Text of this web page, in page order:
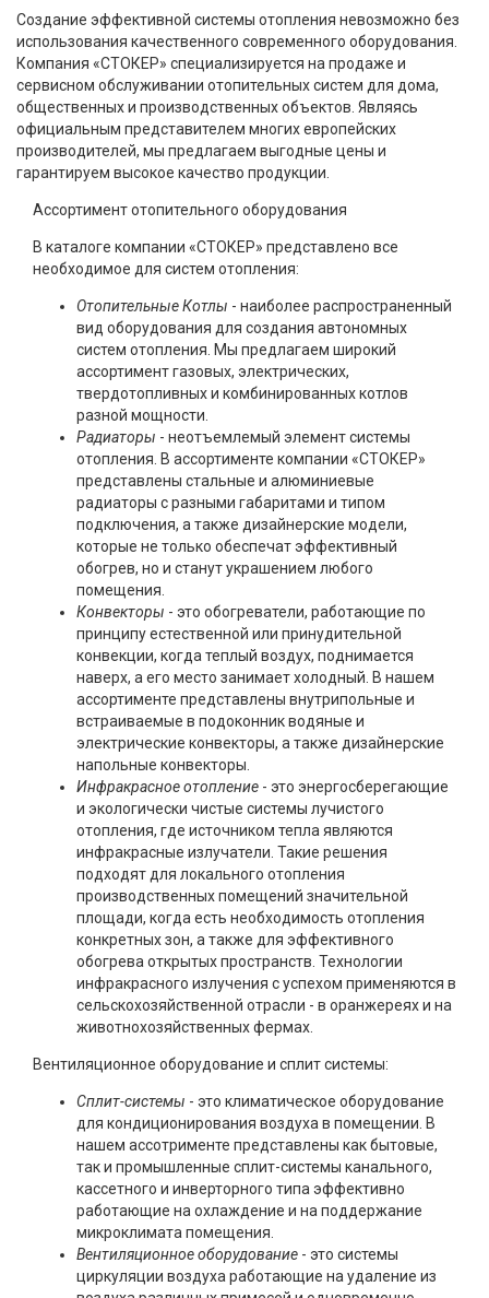
Создание эффективной системы отопления невозможно без
использования качественного современного оборудования.
Компания «СТОКЕР» специализируется на продаже и
сервисном обслуживании отопительных систем для дома,
общественных и производственных объектов. Являясь
официальным представителем многих европейских
производителей, мы предлагаем выгодные цены и
гарантируем высокое качество продукции.
Ассортимент отопительного оборудования
В каталоге компании «СТОКЕР» представлено все
необходимое для систем отопления:
Отопительные Котлы - наиболее распространенный
вид оборудования для создания автономных
систем отопления. Мы предлагаем широкий
ассортимент газовых, электрических,
твердотопливных и комбинированных котлов
разной мощности.
Радиаторы - неотъемлемый элемент системы
отопления. В ассортименте компании «СТОКЕР»
представлены стальные и алюминиевые
радиаторы с разными габаритами и типом
подключения, а также дизайнерские модели,
которые не только обеспечат эффективный
обогрев, но и станут украшением любого
помещения.
Конвекторы - это обогреватели, работающие по
принципу естественной или принудительной
конвекции, когда теплый воздух, поднимается
наверх, а его место занимает холодный. В нашем
ассортименте представлены внутрипольные и
встраиваемые в подоконник водяные и
электрические конвекторы, а также дизайнерские
напольные конвекторы.
Инфракрасное отопление - это энергосберегающие
и экологически чистые системы лучистого
отопления, где источником тепла являются
инфракрасные излучатели. Такие решения
подходят для локального отопления
производственных помещений значительной
площади, когда есть необходимость отопления
конкретных зон, а также для эффективного
обогрева открытых пространств. Технологии
инфракрасного излучения с успехом применяются в
сельскохозяйственной отрасли - в оранжереях и на
животнохозяйственных фермах.
Вентиляционное оборудование и сплит системы:
Сплит-системы - это климатическое оборудование
для кондиционирования воздуха в помещении. В
нашем ассотрименте представлены как бытовые,
так и промышленные сплит-системы канального,
кассетного и инверторного типа эффективно
работающие на охлаждение и на поддержание
микроклимата помещения.
Вентиляционное оборудование - это системы
циркуляции воздуха работающие на удаление из